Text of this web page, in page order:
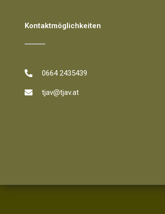
Kontaktmöglichkeiten
0664 2435439
tjav@tjav.at